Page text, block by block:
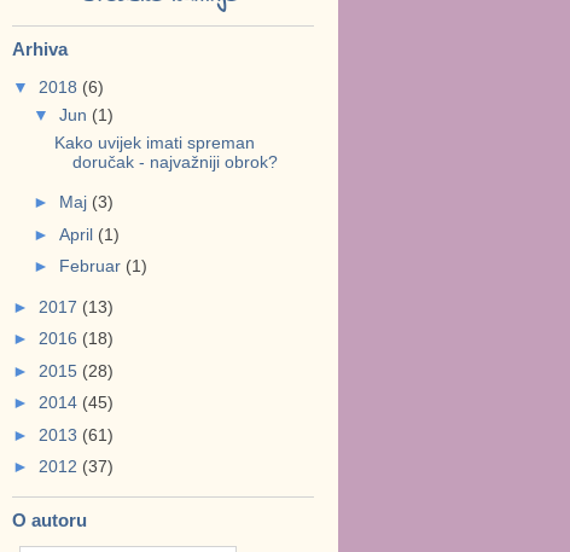
Arhiva
▼ 2018 (6)
▼ Jun (1)
Kako uvijek imati spreman
doručak - najvažniji obrok?
► Maj (3)
► April (1)
► Februar (1)
► 2017 (13)
► 2016 (18)
► 2015 (28)
► 2014 (45)
► 2013 (61)
► 2012 (37)
O autoru